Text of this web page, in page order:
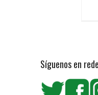
Síguenos en